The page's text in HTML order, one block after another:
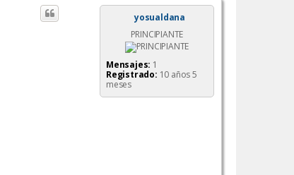
yosualdana
PRINCIPIANTE
Mensajes: 1
Registrado: 10 años 5
meses